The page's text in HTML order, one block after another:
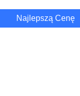
Najlepszą Cenę